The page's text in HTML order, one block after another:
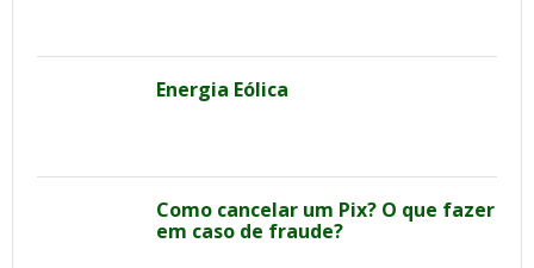
Energia Eólica
Como cancelar um Pix? O que fazer
em caso de fraude?